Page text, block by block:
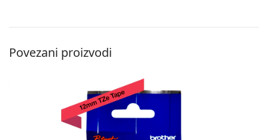
Povezani proizvodi